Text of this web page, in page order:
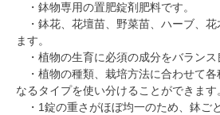
・鉢物専用の置肥錠剤肥料です。
・鉢花、花壇苗、野菜苗、ハーブ、花
ます。
・植物の生育に必須の成分をバランス
・植物の種類、栽培方法に合わせて各
なるタイプを使い分けることができます
・1錠の重さがほぼ均一のため、鉢ご